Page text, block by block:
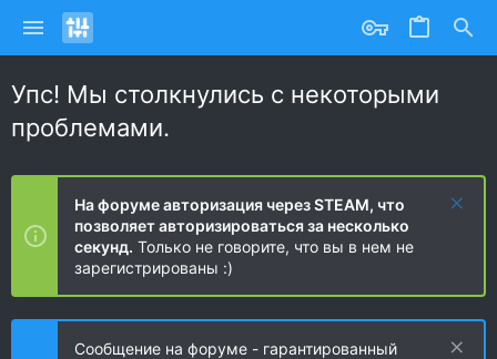
Упс! Мы столкнулись с некоторыми
проблемами.
На форуме авторизация через STEAM, что
позволяет авторизироваться за несколько
секунд. Только не говорите, что вы в нем не
зарегистрированы :)
Сообщение на форуме - гарантированный